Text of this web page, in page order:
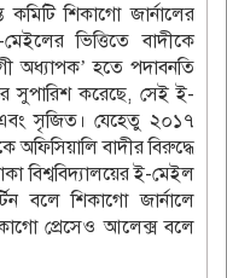
শিকাগো জার্নালের
ভিত্তিতে বাদীকে
অধ্যাপক’ হতে পদাবনতি
সুপারিশ করেছে, সেই ই-
এবং সৃজিত। যেহেতু ২০১৭
অফিসিয়ালি বাদীর বিরুদ্ধে
ই-মেইল
বলে শিকাগো জার্নালে
প্রেসেও আলেক্স বলে